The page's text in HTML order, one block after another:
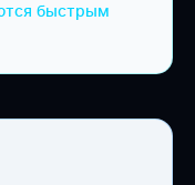
быстрым